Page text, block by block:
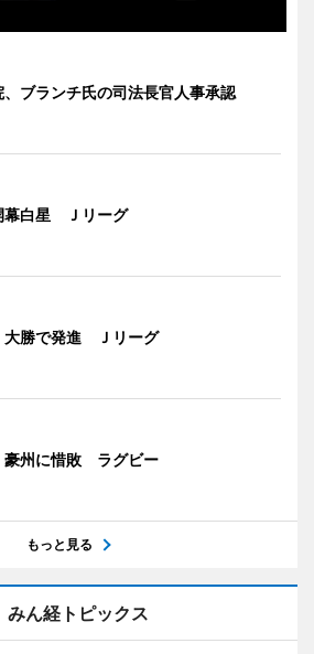
、ブランチ氏の司法長官人事承認
幕白星 Ｊリーグ
大勝で発進 Ｊリーグ
豪州に惜敗 ラグビー
もっと見る
みん経トピックス